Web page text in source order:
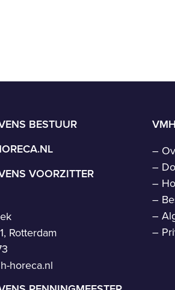
BESTUUR
VOORZITTER
Rotterdam
horeca.nl
–
–
–
–
–
–